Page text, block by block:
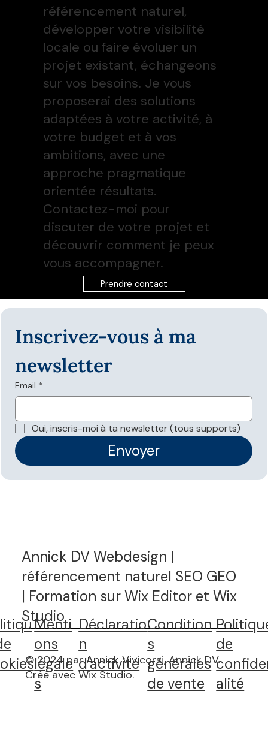
référencement naturel,
développer votre visibilité
locale ou faire évoluer un
projet existant, échangeons
sur vos besoins. Je vous
proposerai des solutions
adaptées à votre activité, à
votre budget et à vos
ambitions, avec une
approche pragmatique
orientée résultats.
Contactez-moi pour
discuter de votre projet et
découvrir comment je peux
vous accompagner.
Prendre contact
Inscrivez-vous à ma
newsletter
Email *
Oui, inscris-moi à ta newsletter (tous supports)
Envoyer
Annick DV Webdesign |
référencement naturel SEO GEO
| Formation sur Wix Editor et Wix
Studio
Menti
ons
légale
s
Déclaratio
n
d'activité
de
alité
Condition
s
générales
de vente
© 2024 par Annick Vivicorsi, Annick DV.
Créé avec Wix Studio.